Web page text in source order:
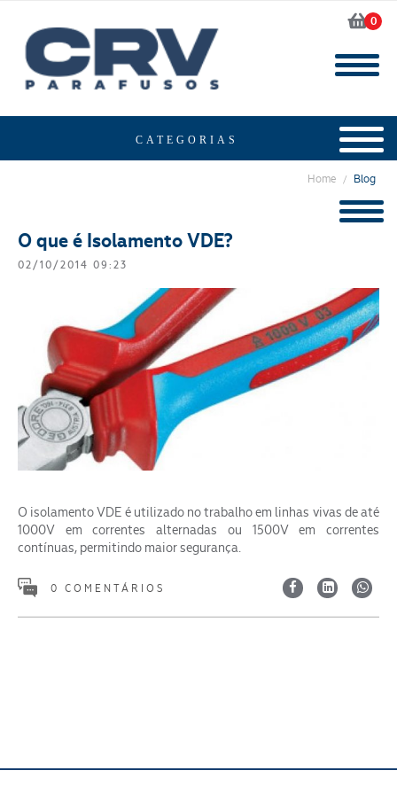
0
Home / Blog
O que é Isolamento VDE?
02/10/2014 09:23
O isolamento VDE é utilizado no trabalho em linhas vivas de até
1000V em correntes alternadas ou 1500V em correntes
contínuas, permitindo maior segurança.
0 COMENTÁRIOS
Segmento